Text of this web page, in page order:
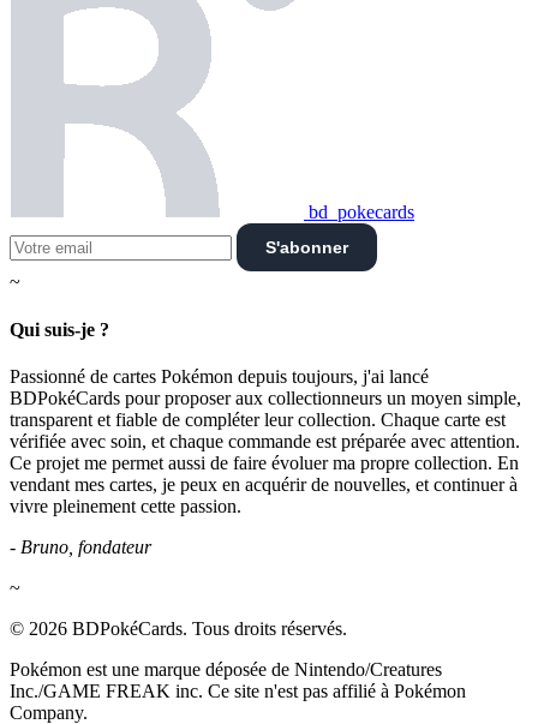
bd_pokecards
S'abonner
~
Qui suis-je ?
Passionné de cartes Pokémon depuis toujours, j'ai lancé
BDPokéCards pour proposer aux collectionneurs un moyen simple,
transparent et fiable de compléter leur collection. Chaque carte est
vérifiée avec soin, et chaque commande est préparée avec attention.
Ce projet me permet aussi de faire évoluer ma propre collection. En
vendant mes cartes, je peux en acquérir de nouvelles, et continuer à
vivre pleinement cette passion.
- Bruno, fondateur
~
© 2026 BDPokéCards. Tous droits réservés.
Pokémon est une marque déposée de Nintendo/Creatures
Inc./GAME FREAK inc. Ce site n'est pas affilié à Pokémon
Company.